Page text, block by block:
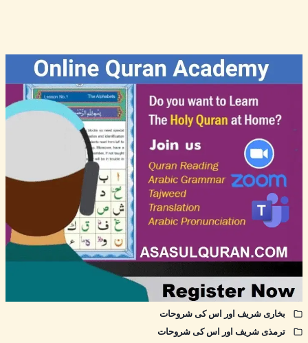
بخاری شریف اور اس کی شروحات
ترمذی شریف اور اس کی شروحات